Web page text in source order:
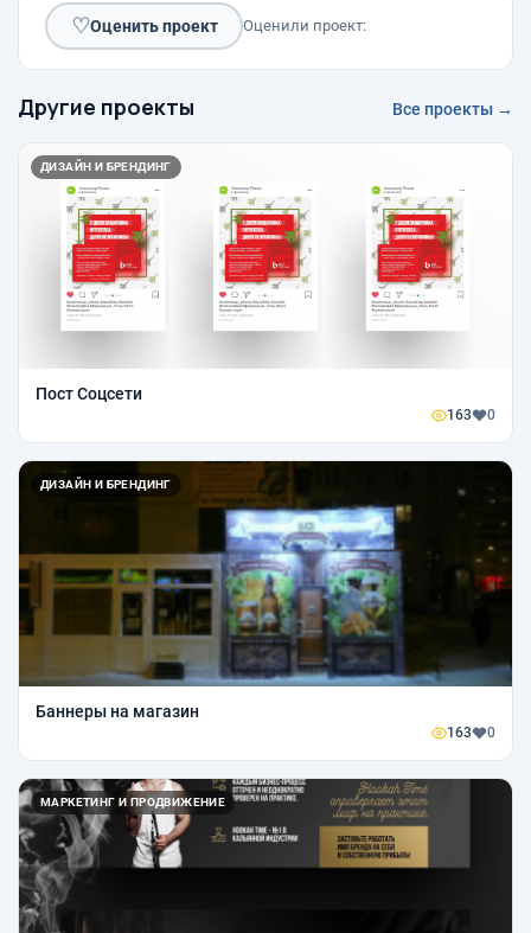
♡Оценить проект Оценили проект:
Другие проекты Все проекты →
ДИЗАЙН И БРЕНДИНГ
Пост Соцсети
163 0
ДИЗАЙН И БРЕНДИНГ
Баннеры на магазин
163 0
МАРКЕТИНГ И ПРОДВИЖЕНИЕ